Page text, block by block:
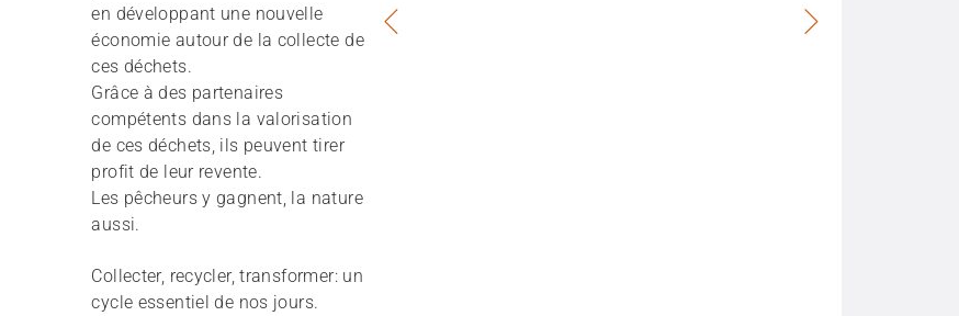
en développant une nouvelle
économie autour de la collecte de
ces déchets.
Grâce à des partenaires
compétents dans la valorisation
de ces déchets, ils peuvent tirer
profit de leur revente.
Les pêcheurs y gagnent, la nature
aussi.
Collecter, recycler, transformer: un
cycle essentiel de nos jours.